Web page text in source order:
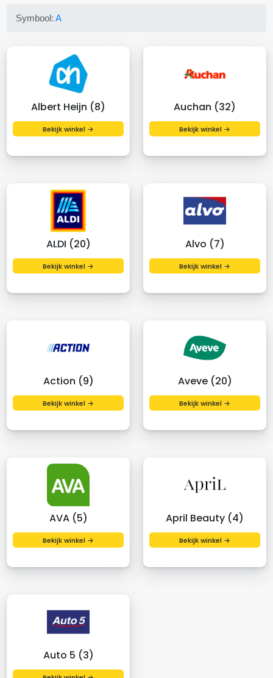
Symbool:A
Albert Heijn (8)
Bekijk winkel →
Auchan (32)
Bekijk winkel →
ALDI (20)
Bekijk winkel →
Alvo (7)
Bekijk winkel →
Action (9)
Bekijk winkel →
Aveve (20)
Bekijk winkel →
AVA (5)
Bekijk winkel →
April Beauty (4)
Bekijk winkel →
Auto 5 (3)